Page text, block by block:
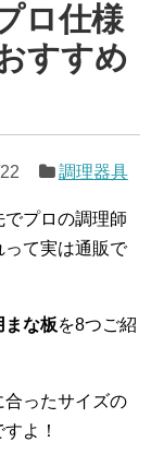
ロ仕様
すすめ
調理器具
プロの調理師
って実は通販で
まな板を8つご紹
ったサイズの
よ！